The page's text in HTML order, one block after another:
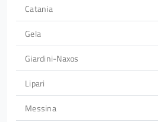
Catania
Gela
Giardini-Naxos
Lipari
Messina